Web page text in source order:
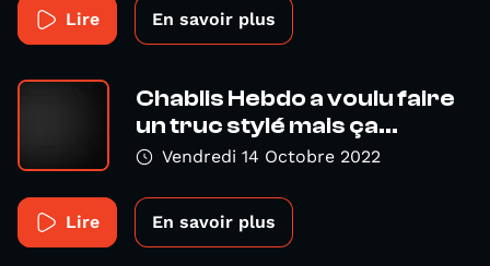
Lire En savoir plus
Chablis Hebdo a voulu faire
un truc stylé mais ça...
Vendredi 14 Octobre 2022
Lire En savoir plus